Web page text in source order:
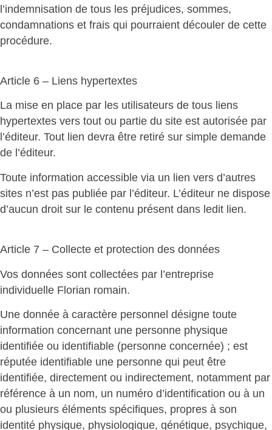
l’indemnisation de tous les préjudices, sommes,
condamnations et frais qui pourraient découler de cette
procédure.
Article 6 – Liens hypertextes
La mise en place par les utilisateurs de tous liens
hypertextes vers tout ou partie du site est autorisée par
l’éditeur. Tout lien devra être retiré sur simple demande
de l’éditeur.
Toute information accessible via un lien vers d’autres
sites n’est pas publiée par l’éditeur. L’éditeur ne dispose
d’aucun droit sur le contenu présent dans ledit lien.
Article 7 – Collecte et protection des données
Vos données sont collectées par l’entreprise
individuelle Florian romain.
Une donnée à caractère personnel désigne toute
information concernant une personne physique
identifiée ou identifiable (personne concernée) ; est
réputée identifiable une personne qui peut être
identifiée, directement ou indirectement, notamment par
référence à un nom, un numéro d’identification ou à un
ou plusieurs éléments spécifiques, propres à son
identité physique, physiologique, génétique, psychique,